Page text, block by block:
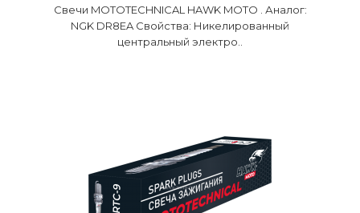
Свечи MOTOTECHNICAL HAWK MOTO . Аналог:
NGK DR8EA Свойства: Никелированный
центральный электро..